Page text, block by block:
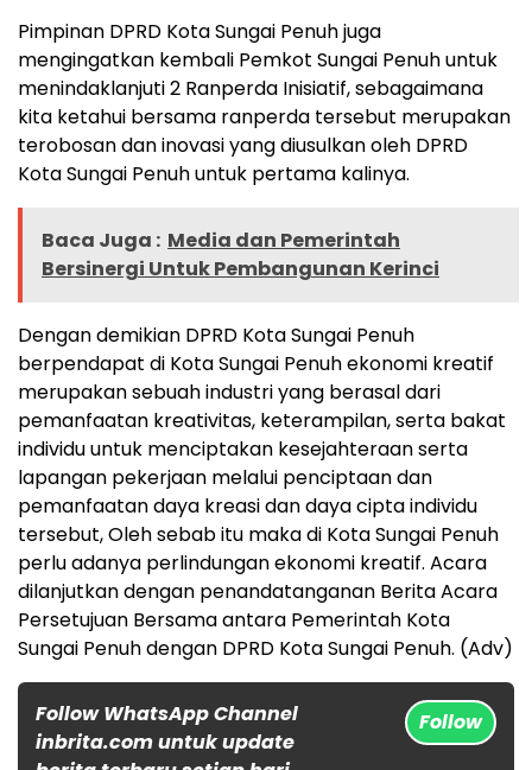
Pimpinan DPRD Kota Sungai Penuh juga
mengingatkan kembali Pemkot Sungai Penuh untuk
menindaklanjuti 2 Ranperda Inisiatif, sebagaimana
kita ketahui bersama ranperda tersebut merupakan
terobosan dan inovasi yang diusulkan oleh DPRD
Kota Sungai Penuh untuk pertama kalinya.
Baca Juga : Media dan Pemerintah
Bersinergi Untuk Pembangunan Kerinci
Dengan demikian DPRD Kota Sungai Penuh
berpendapat di Kota Sungai Penuh ekonomi kreatif
merupakan sebuah industri yang berasal dari
pemanfaatan kreativitas, keterampilan, serta bakat
individu untuk menciptakan kesejahteraan serta
lapangan pekerjaan melalui penciptaan dan
pemanfaatan daya kreasi dan daya cipta individu
tersebut, Oleh sebab itu maka di Kota Sungai Penuh
perlu adanya perlindungan ekonomi kreatif. Acara
dilanjutkan dengan penandatanganan Berita Acara
Persetujuan Bersama antara Pemerintah Kota
Sungai Penuh dengan DPRD Kota Sungai Penuh. (Adv)
Follow WhatsApp Channel
inbrita.com untuk update
Follow